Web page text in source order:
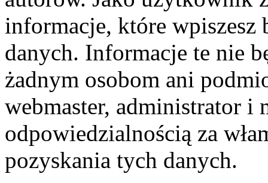
informacje, które wpiszesz
danych. Informacje te nie
żadnym osobom ani
webmaster, administrator i
odpowiedzialnością za
pozyskania tych danych.